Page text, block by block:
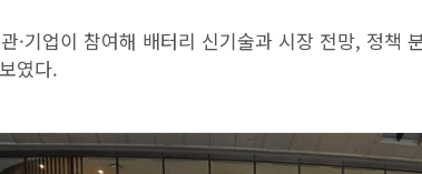
·기업이 참여해 배터리 신기술과 시장 전망, 정책
였다.